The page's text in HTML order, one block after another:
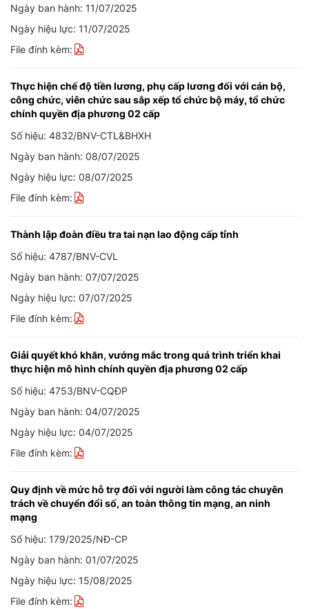
Ngày ban hành: 11/07/2025
Ngày hiệu lực: 11/07/2025
File đính kèm:
Thực hiện chế độ tiền lương, phụ cấp lương đối với cán bộ,
công chức, viên chức sau sắp xếp tổ chức bộ máy, tổ chức
chính quyền địa phương 02 cấp
Số hiệu: 4832/BNV-CTL&BHXH
Ngày ban hành: 08/07/2025
Ngày hiệu lực: 08/07/2025
File đính kèm:
Thành lập đoàn điều tra tai nạn lao động cấp tỉnh
Số hiệu: 4787/BNV-CVL
Ngày ban hành: 07/07/2025
Ngày hiệu lực: 07/07/2025
File đính kèm:
Giải quyết khó khăn, vướng mắc trong quá trình triển khai
thực hiện mô hình chính quyền địa phương 02 cấp
Số hiệu: 4753/BNV-CQĐP
Ngày ban hành: 04/07/2025
Ngày hiệu lực: 04/07/2025
File đính kèm:
Quy định về mức hỗ trợ đối với người làm công tác chuyên
trách về chuyển đổi số, an toàn thông tin mạng, an ninh
mạng
Số hiệu: 179/2025/NĐ-CP
Ngày ban hành: 01/07/2025
Ngày hiệu lực: 15/08/2025
File đính kèm: